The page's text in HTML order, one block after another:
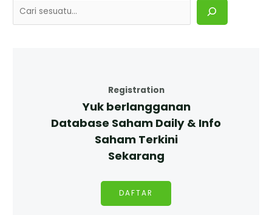
Registration
Yuk berlangganan
Database Saham Daily & Info
Saham Terkini
Sekarang
DAFTAR